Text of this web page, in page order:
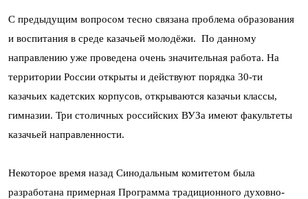
С предыдущим вопросом тесно связана проблема образования
и воспитания в среде казачьей молодёжи. По данному
направлению уже проведена очень значительная работа. На
территории России открыты и действуют порядка 30-ти
казачьих кадетских корпусов, открываются казачьи классы,
гимназии. Три столичных российских ВУЗа имеют факультеты
казачьей направленности.
Некоторое время назад Синодальным комитетом была
разработана примерная Программа традиционного духовно-